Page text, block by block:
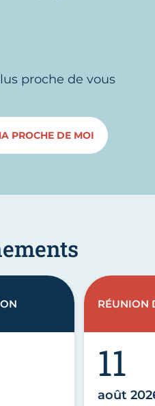
proche de vous
PROCHE DE MOI
11
août
RÉUNION